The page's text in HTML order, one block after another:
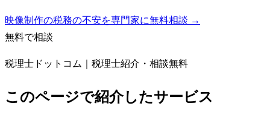
映像制作の税務の不安を専門家に無料相談 →
無料で相談
税理士ドットコム｜税理士紹介・相談無料
このページで紹介したサービス